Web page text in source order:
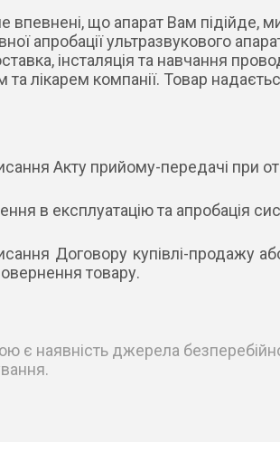
впевнені, що апарат Вам підійде,
апробації ультразвукового
інсталяція та навчання
та лікарем компанії. Товар
Акту прийому-передачі при
в експлуатацію та апробація
Договору купівлі-продажу
товару.
є наявність джерела